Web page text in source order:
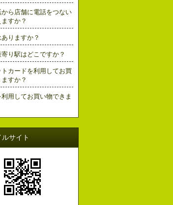
ら店舗に電話をつない
すか？
りますか？
り駅はどこですか？
トカードを利用してお買
すか？
用してお買い物できま
ルサイト